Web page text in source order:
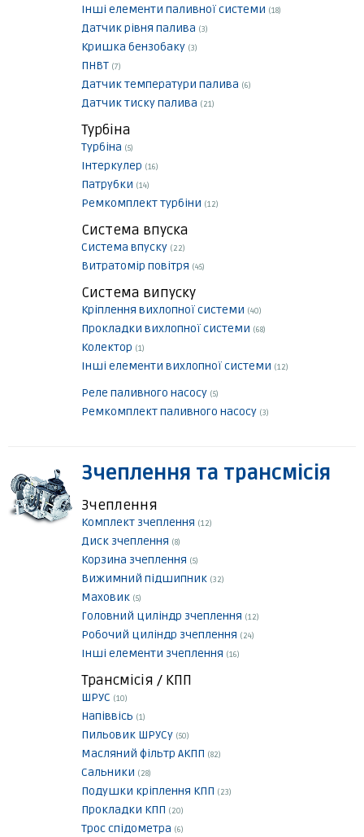
Інші елементи паливної системи (18)
Датчик рівня палива (3)
Кришка бензобаку (3)
ПНВТ (7)
Датчик температури палива (6)
Датчик тиску палива (21)
Турбіна
Турбіна (5)
Інтеркулер (16)
Патрубки (14)
Ремкомплект турбіни (12)
Система впуска
Система впуску (22)
Витратомір повітря (45)
Система випуску
Кріплення вихлопної системи (40)
Прокладки вихлопної системи (68)
Колектор (1)
Інші елементи вихлопної системи (12)
Реле паливного насосу (5)
Ремкомплект паливного насосу (3)
Зчеплення та трансмісія
Зчеплення
Комплект зчеплення (12)
Диск зчеплення (8)
Корзина зчеплення (5)
Вижимний підшипник (32)
Маховик (5)
Головний циліндр зчеплення (12)
Робочий циліндр зчеплення (24)
Інші елементи зчеплення (16)
Трансмісія / КПП
ШРУС (10)
Напіввісь (1)
Пильовик ШРУСу (50)
Масляний фільтр АКПП (82)
Сальники (28)
Подушки кріплення КПП (23)
Прокладки КПП (20)
Трос спідометра (6)